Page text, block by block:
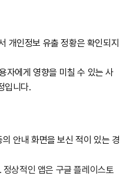
개인정보 유출 정황은 확인되지
자에게 영향을 미칠 수 있는 사
입니다.
안내 화면을 보신 적이 있는 경
상적인 앱은 구글 플레이스토